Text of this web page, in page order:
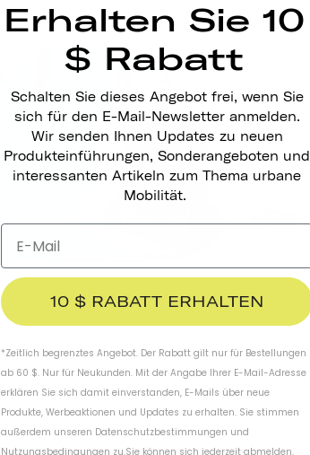
Erhalten Sie 10
$ Rabatt
Schalten Sie dieses Angebot frei, wenn Sie
sich für den E-Mail-Newsletter anmelden.
Wir senden Ihnen Updates zu neuen
Produkteinführungen, Sonderangeboten und
interessanten Artikeln zum Thema urbane
Mobilität.
10 $ RABATT ERHALTEN
*Zeitlich begrenztes Angebot. Der Rabatt gilt nur für Bestellungen
ab 60 $. Nur für Neukunden. Mit der Angabe Ihrer E-Mail-Adresse
erklären Sie sich damit einverstanden, E-Mails über neue
Produkte, Werbeaktionen und Updates zu erhalten. Sie stimmen
außerdem unseren Datenschutzbestimmungen und
Nutzungsbedingungen zu.Sie können sich jederzeit abmelden.